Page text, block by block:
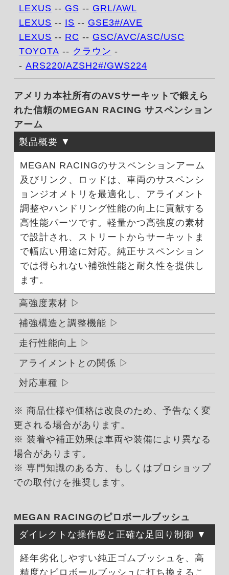
LEXUS -- GS -- GRL/AWL
LEXUS -- IS -- GSE3#/AVE
LEXUS -- RC -- GSC/AVC/ASC/USC
TOYOTA -- クラウン -
- ARS220/AZSH2#/GWS224
アメリカ本社所有のAVSサーキットで鍛えら
れた信頼のMEGAN RACING サスペンション
アーム
製品概要
MEGAN RACINGのサスペンションアーム
及びリンク、ロッドは、車両のサスペンシ
ョンジオメトリを最適化し、アライメント
調整やハンドリング性能の向上に貢献する
高性能パーツです。軽量かつ高強度の素材
で設計され、ストリートからサーキットま
で幅広い用途に対応。純正サスペンション
では得られない補強性能と耐久性を提供し
ます。
高強度素材
補強構造と調整機能
走行性能向上
アライメントとの関係
対応車種
※ 商品仕様や価格は改良のため、予告なく変
更される場合があります。
※ 装着や補正効果は車両や装備により異なる
場合があります。
※ 専門知識のある方、もしくはプロショップ
での取付けを推奨します。
MEGAN RACINGのピロボールブッシュ
ダイレクトな操作感と正確な足回り制御
経年劣化しやすい純正ゴムブッシュを、高
精度なピロボールブッシュに打ち換えるこ